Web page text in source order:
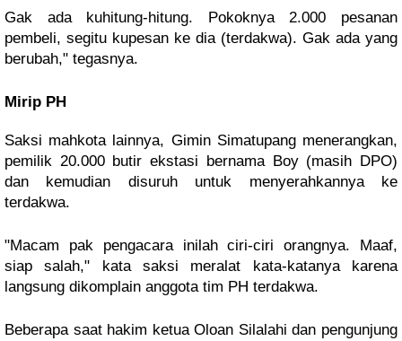
Gak ada kuhitung-hitung. Pokoknya 2.000 pesanan
pembeli, segitu kupesan ke dia (terdakwa). Gak ada yang
berubah," tegasnya.
Mirip PH
Saksi mahkota lainnya, Gimin Simatupang menerangkan,
pemilik 20.000 butir ekstasi bernama Boy (masih DPO)
dan kemudian disuruh untuk menyerahkannya ke
terdakwa.
"Macam pak pengacara inilah ciri-ciri orangnya. Maaf,
siap salah," kata saksi meralat kata-katanya karena
langsung dikomplain anggota tim PH terdakwa.
Beberapa saat hakim ketua Oloan Silalahi dan pengunjung